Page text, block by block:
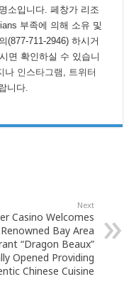
소입니다. 페창가 리조
부족에 의해 소유 및
(877-711-2946) 하시거
면 확인하실 수 있습니
나 인스타그램
트위터
니다.
Next
Casino Welcomes
Renowned Bay Area
“Dragon Beaux”
Opened Providing
Chinese Cuisine